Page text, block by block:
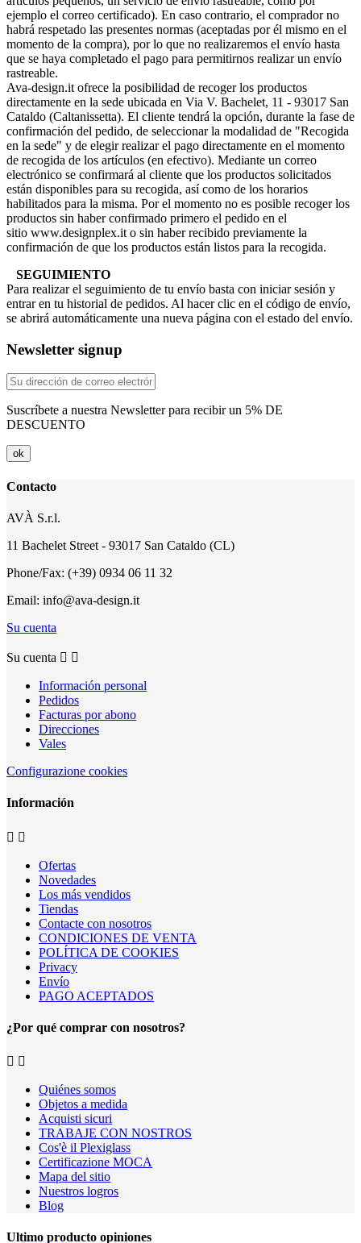
ejemplo el correo certificado). En caso contrario, el comprador no
habrá respetado las presentes normas (aceptadas por él mismo en el
momento de la compra), por lo que no realizaremos el envío hasta
que se haya completado el pago para permitirnos realizar un envío
rastreable.
Ava-design.it ofrece la posibilidad de recoger los productos
directamente en la sede ubicada en Via V. Bachelet, 11 - 93017 San
Cataldo (Caltanissetta). El cliente tendrá la opción, durante la fase de
confirmación del pedido, de seleccionar la modalidad de "Recogida
en la sede" y de elegir realizar el pago directamente en el momento
de recogida de los artículos (en efectivo). Mediante un correo
electrónico se confirmará al cliente que los productos solicitados
están disponibles para su recogida, así como de los horarios
habilitados para la misma. Por el momento no es posible recoger los
productos sin haber confirmado primero el pedido en el
sitio www.designplex.it o sin haber recibido previamente la
confirmación de que los productos están listos para la recogida.
SEGUIMIENTO
Para realizar el seguimiento de tu envío basta con iniciar sesión y
entrar en tu historial de pedidos. Al hacer clic en el código de envío,
se abrirá automáticamente una nueva página con el estado del envío.
Newsletter signup
Suscríbete a nuestra Newsletter para recibir un 5% DE
DESCUENTO
Contacto
AVÀ S.r.l.
11 Bachelet Street - 93017 San Cataldo (CL)
Phone/Fax: (+39) 0934 06 11 32
Email: info@ava-design.it
Su cuenta
Su cuenta  
Información personal
Pedidos
Facturas por abono
Direcciones
Vales
Configurazione cookies
Información
 
Ofertas
Novedades
Los más vendidos
Tiendas
Contacte con nosotros
CONDICIONES DE VENTA
POLÍTICA DE COOKIES
Privacy
Envío
PAGO ACEPTADOS
¿Por qué comprar con nosotros?
 
Quiénes somos
Objetos a medida
Acquisti sicuri
TRABAJE CON NOSTROS
Cos'è il Plexiglass
Certificazione MOCA
Mapa del sitio
Nuestros logros
Blog
Ultimo producto opiniones